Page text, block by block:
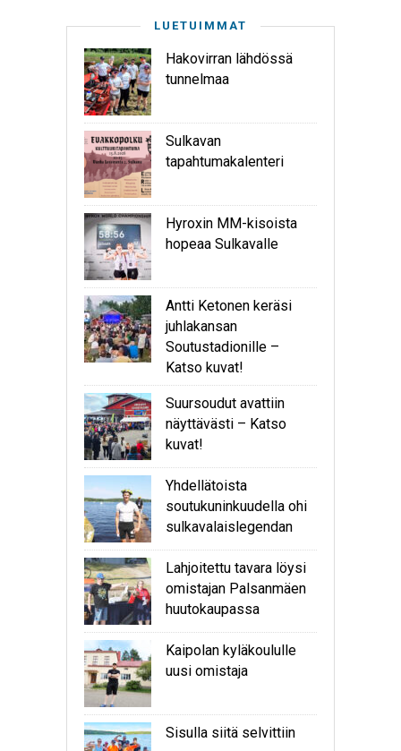
LUETUIMMAT
Hakovirran lähdössä
tunnelmaa
Sulkavan
tapahtumakalenteri
Hyroxin MM-kisoista
hopeaa Sulkavalle
Antti Ketonen keräsi
juhlakansan
Soutustadionille –
Katso kuvat!
Suursoudut avattiin
näyttävästi – Katso
kuvat!
Yhdellätoista
soutukuninkuudella ohi
sulkavalaislegendan
Lahjoitettu tavara löysi
omistajan Palsanmäen
huutokaupassa
Kaipolan kyläkoululle
uusi omistaja
Sisulla siitä selvittiin